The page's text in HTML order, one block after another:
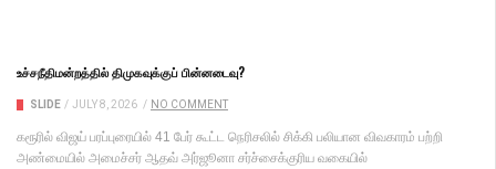
உச்சநீதிமன்றத்தில் திமுகவுக்குப் பின்னடைவு?
SLIDE / JULY 8, 2026 / NO COMMENT
கரூரில் விஜய் பரப்புரையில் 41 பேர் கூட்ட நெரிசலில் சிக்கி பலியான விவகாரம் பற்றி
அண்மையில் அமைச்சர் ஆதவ் அர்ஜூனா சர்ச்சைக்குரிய வகையில்